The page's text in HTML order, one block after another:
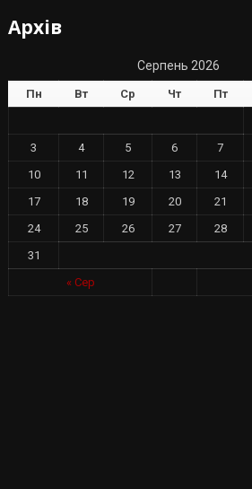
Архів
Серпень 2026
Пн Вт Ср Чт Пт
« Сер
3
4 5 6 7
10
11 12 13 14
17
18 19 20 21
24
25 26 27 28
31